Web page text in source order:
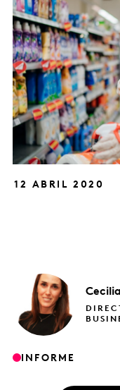
12 ABRIL 2020
INFORME